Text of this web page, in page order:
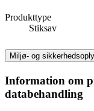
Produkttype
Stiksav
Miljø- og
Information om
databehandling